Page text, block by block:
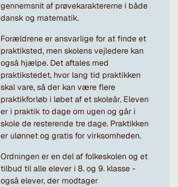
gennemsnit af prøvekaraktererne i både
dansk og matematik.
Forældrene er ansvarlige for at finde et
praktiksted, men skolens vejledere kan
også hjælpe. Det aftales med
praktikstedet, hvor lang tid praktikken
skal vare, så der kan være flere
praktikforløb i løbet af et skoleår. Eleven
er i praktik to dage om ugen og går i
skole de resterende tre dage. Praktikken
er ulønnet og gratis for virksomheden.
Ordningen er en del af folkeskolen og et
tilbud til alle elever i 8. og 9. klasse -
også elever, der modtager